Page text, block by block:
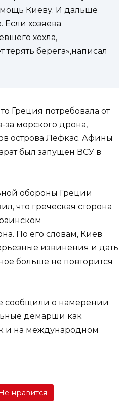
Киеву. И дальше
Если хозяева
хохла,
берега»,написал
Греция потребовала от
морского дрона,
острова Лефкас. Афины
был запущен ВСУ в
обороны Греции
что греческая сторона
По его словам, Киев
извинения и дать
больше не повторится
сообщили о намерении
демарши как
и на международном
нравится